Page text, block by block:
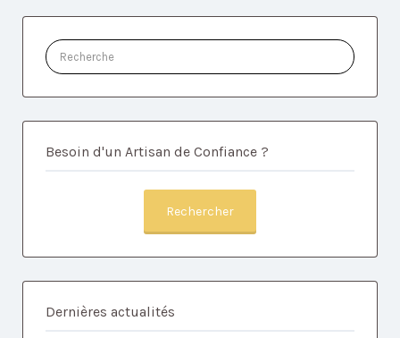
Rechercher:
Besoin d'un Artisan de Confiance ?
Rechercher
Dernières actualités